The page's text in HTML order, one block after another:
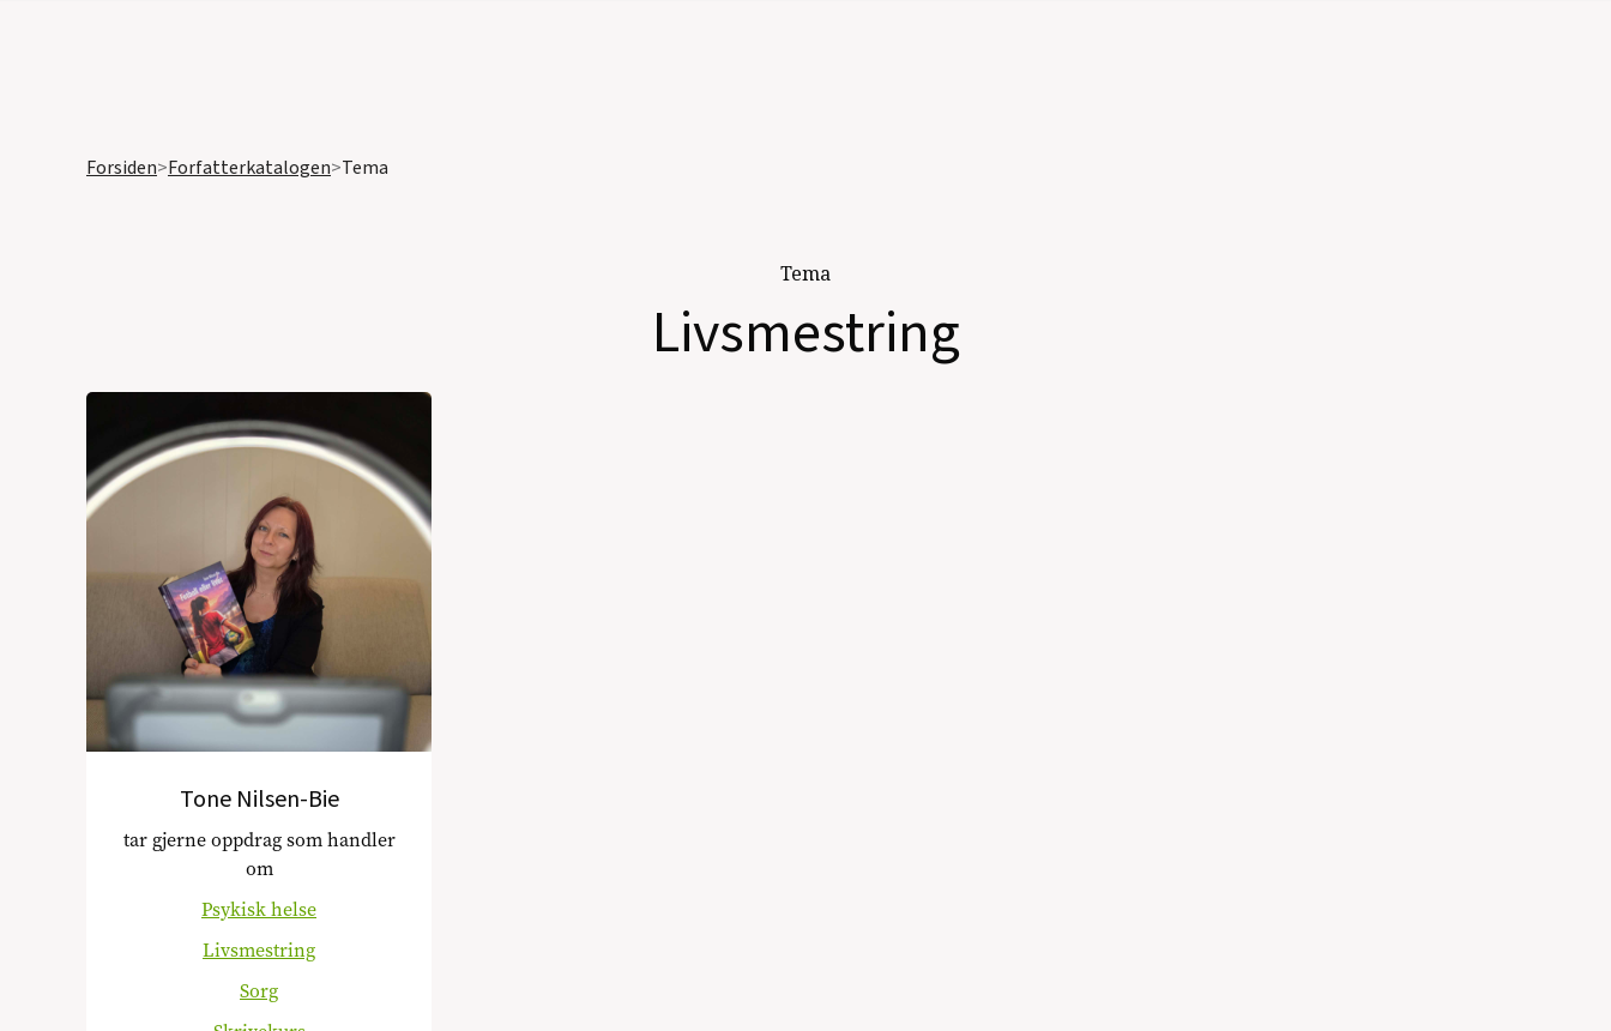
Forsiden>Forfatterkatalogen>Tema
Tema
Livsmestring
Tone Nilsen-Bie
tar gjerne oppdrag som handler
om
Psykisk helse
Livsmestring
Sorg